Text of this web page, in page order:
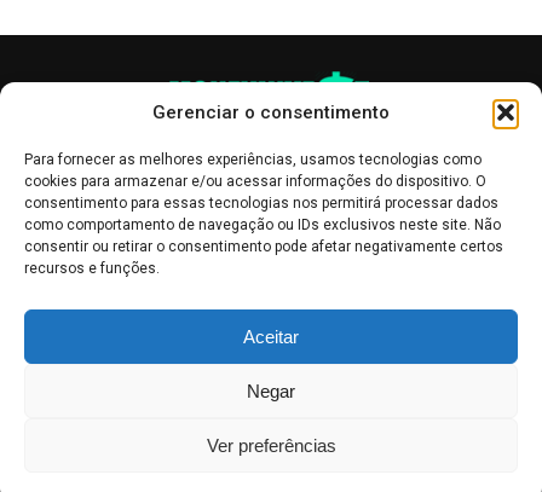
Gerenciar o consentimento
Para fornecer as melhores experiências, usamos tecnologias como
cookies para armazenar e/ou acessar informações do dispositivo. O
consentimento para essas tecnologias nos permitirá processar dados
como comportamento de navegação ou IDs exclusivos neste site. Não
consentir ou retirar o consentimento pode afetar negativamente certos
recursos e funções.
Aceitar
Negar
Ver preferências
informativo, servindo como boletins de divulgação, e não devem ser
interpretadas como recomendações de investimento.Leia mais
Bolsa de Valores